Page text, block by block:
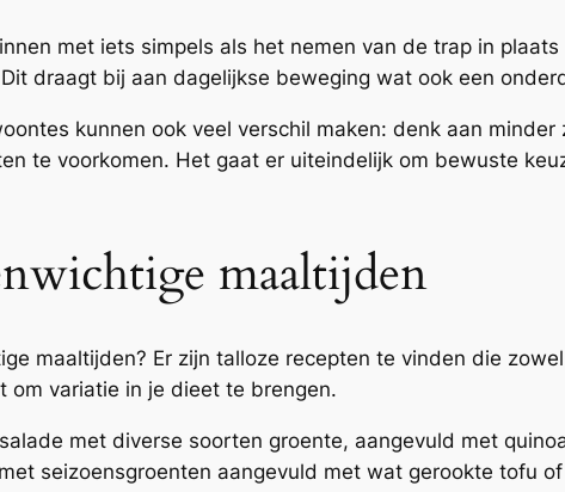
met iets simpels als het nemen van de trap in
draagt bij aan dagelijkse beweging wat ook een
kunnen ook veel verschil maken: denk aan
te voorkomen. Het gaat er uiteindelijk om bewuste
maaltijden
maaltijden? Er zijn talloze recepten te vinden die
om variatie in je dieet te brengen.
met diverse soorten groente, aangevuld met
seizoensgroenten aangevuld met wat gerookte tofu